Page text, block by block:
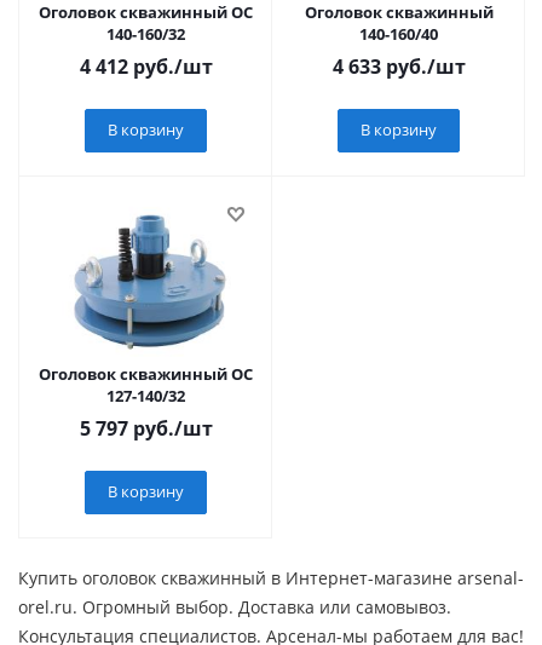
Оголовок скважинный ОС
140-160/32
4 412руб./шт
В корзину
Оголовок скважинный
140-160/40
4 633руб./шт
В корзину
Оголовок скважинный ОС
127-140/32
5 797руб./шт
В корзину
Купить оголовок скважинный в Интернет-магазине arsenal-
orel.ru. Огромный выбор. Доставка или самовывоз.
Консультация специалистов. Арсенал-мы работаем для вас!